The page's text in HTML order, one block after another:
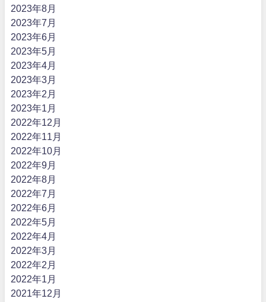
2023年8月
2023年7月
2023年6月
2023年5月
2023年4月
2023年3月
2023年2月
2023年1月
2022年12月
2022年11月
2022年10月
2022年9月
2022年8月
2022年7月
2022年6月
2022年5月
2022年4月
2022年3月
2022年2月
2022年1月
2021年12月